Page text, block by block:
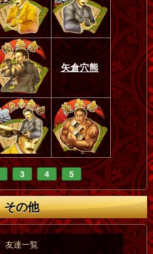
矢倉穴熊
3 4 5
その他
友達一覧